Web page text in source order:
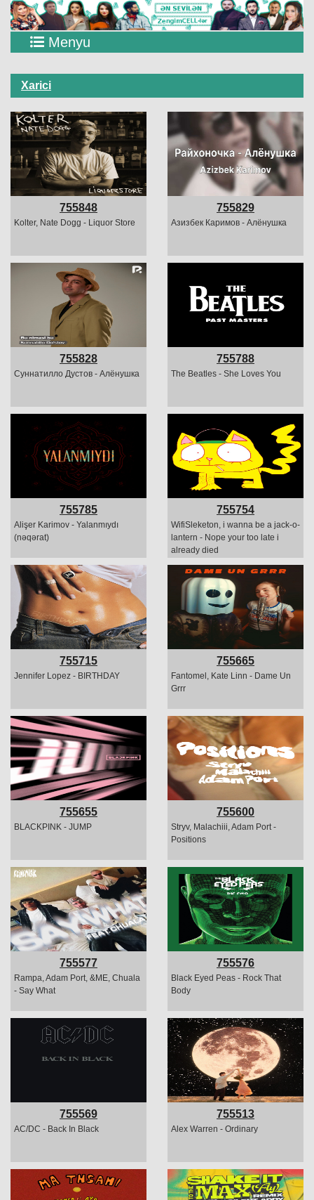
Menyu
Xarici
755848
Kolter, Nate Dogg - Liquor Store
755829
Азизбек Каримов - Алёнушка
755828
Суннатилло Дустов - Алёнушка
755788
The Beatles - She Loves You
755785
Alişer Karimov - Yalanmıydı
(nəqərat)
755754
WifiSleketon, i wanna be a jack-o-
lantern - Nope your too late i
already died
755715
Jennifer Lopez - BIRTHDAY
755665
Fantomel, Kate Linn - Dame Un
Grrr
755655
BLACKPINK - JUMP
755600
Stryv, Malachiii, Adam Port -
Positions
755577
Rampa, Adam Port, &ME, Chuala
- Say What
755576
Black Eyed Peas - Rock That
Body
755569
AC/DC - Back In Black
755513
Alex Warren - Ordinary